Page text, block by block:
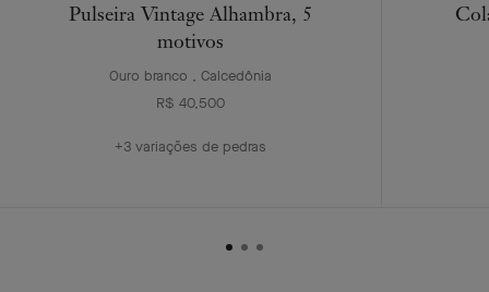
Pulseira Vintage Alhambra, 5
motivos
Ouro branco , Calcedônia
R$ 40,500
+3 variações de pedras